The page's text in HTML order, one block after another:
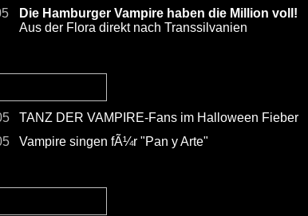
Die Hamburger Vampire haben die Million voll!
Aus der Flora direkt nach Transsilvanien
TANZ DER VAMPIRE-Fans im Halloween Fieber
Vampire singen fÃ¼r "Pan y Arte"